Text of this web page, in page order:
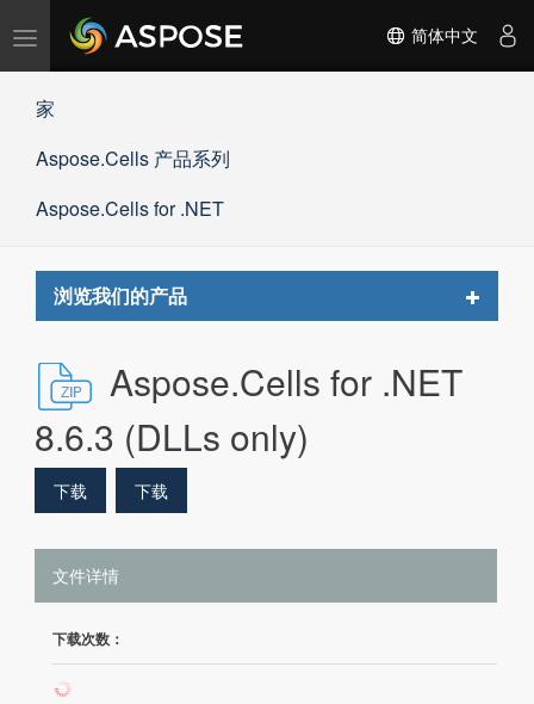
切
航
简体中文
家
Aspose.Cells 产品系列
Aspose.Cells for .NET
浏览我们的产品
Toggle
Aspose.Cells for .NET
8.6.3 (DLLs only)
下载 下载
文件详情
下载次数：
362